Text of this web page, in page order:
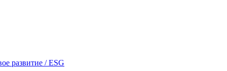
развитие / ESG